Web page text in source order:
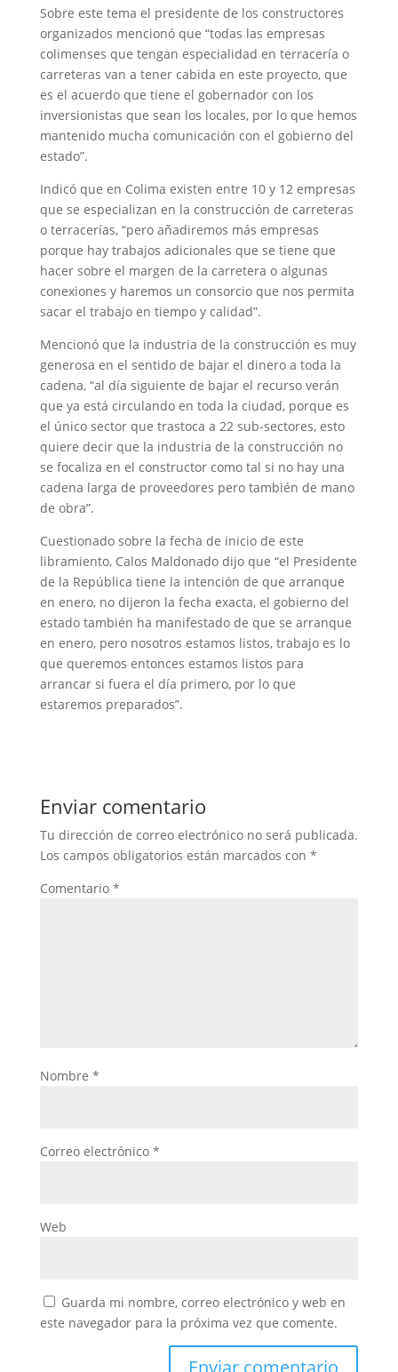
Sobre este tema el presidente de los constructores
organizados mencionó que “todas las empresas
colimenses que tengan especialidad en terracería o
carreteras van a tener cabida en este proyecto, que
es el acuerdo que tiene el gobernador con los
inversionistas que sean los locales, por lo que hemos
mantenido mucha comunicación con el gobierno del
estado”.
Indicó que en Colima existen entre 10 y 12 empresas
que se especializan en la construcción de carreteras
o terracerías, “pero añadiremos más empresas
porque hay trabajos adicionales que se tiene que
hacer sobre el margen de la carretera o algunas
conexiones y haremos un consorcio que nos permita
sacar el trabajo en tiempo y calidad”.
Mencionó que la industria de la construcción es muy
generosa en el sentido de bajar el dinero a toda la
cadena, “al día siguiente de bajar el recurso verán
que ya está circulando en toda la ciudad, porque es
el único sector que trastoca a 22 sub-sectores, esto
quiere decir que la industria de la construcción no
se focaliza en el constructor como tal si no hay una
cadena larga de proveedores pero también de mano
de obra”.
Cuestionado sobre la fecha de inicio de este
libramiento, Calos Maldonado dijo que “el Presidente
de la República tiene la intención de que arranque
en enero, no dijeron la fecha exacta, el gobierno del
estado también ha manifestado de que se arranque
en enero, pero nosotros estamos listos, trabajo es lo
que queremos entonces estamos listos para
arrancar si fuera el día primero, por lo que
estaremos preparados”.
Enviar comentario
Tu dirección de correo electrónico no será publicada.
Los campos obligatorios están marcados con *
Comentario *
Nombre *
Correo electrónico *
Web
Guarda mi nombre, correo electrónico y web en
este navegador para la próxima vez que comente.